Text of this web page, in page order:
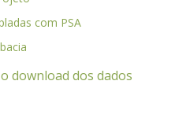
com PSA
download dos dados